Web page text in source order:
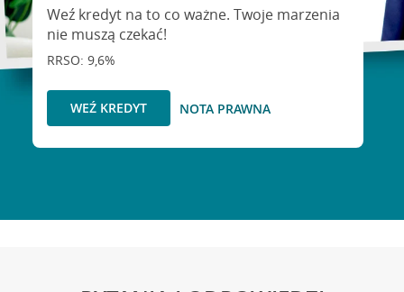
Weź kredyt na to co ważne. Twoje marzenia
nie muszą czekać!
RRSO: 9,6%
WEŹ KREDYT NOTA PRAWNA